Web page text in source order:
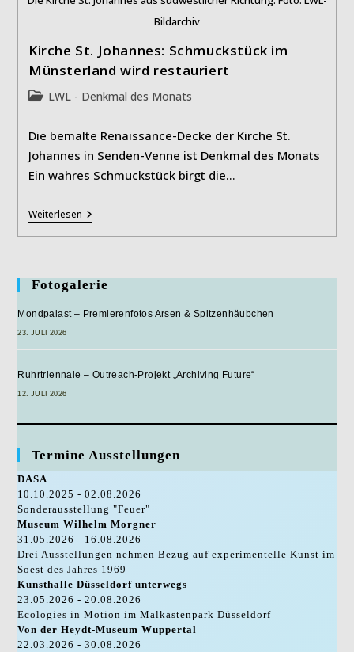
Soest
Bildarchiv
Kirche St. Johannes: Schmuckstück im
Münsterland wird restauriert
Beitrags-LWL - Denkmal des Monats
Die bemalte Renaissance-Decke der Kirche St.
Johannes in Senden-Venne ist Denkmal des Monats
Ein wahres Schmuckstück birgt die…
WeiterlesenKirche
St.
Johannes:
Münsterland
Wird
Fotogalerie
Mondpalast – Premierenfotos Arsen & Spitzenhäubchen
23. JULI 2026
Ruhrtriennale – Outreach-Projekt „Archiving Future“
12. JULI 2026
Termine Ausstellungen
DASA
10.10.2025 - 02.08.2026
Sonderausstellung "Feuer"
Museum Wilhelm Morgner
31.05.2026 - 16.08.2026
Drei Ausstellungen nehmen Bezug auf experimentelle Kunst im
Soest des Jahres 1969
Kunsthalle Düsseldorf unterwegs
23.05.2026 - 20.08.2026
Ecologies in Motion im Malkastenpark Düsseldorf
Von der Heydt-Museum Wuppertal
22.03.2026 - 30.08.2026